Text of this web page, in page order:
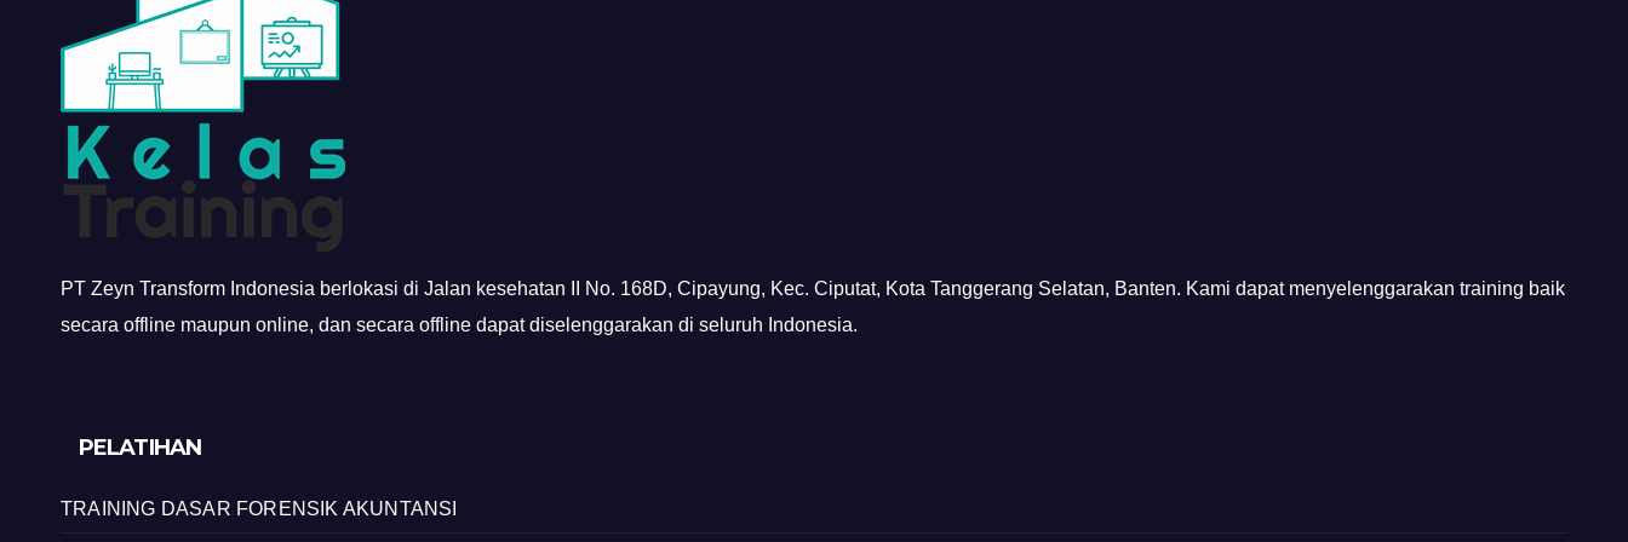
PT Zeyn Transform Indonesia berlokasi di Jalan kesehatan II No. 168D, Cipayung, Kec. Ciputat, Kota Tanggerang Selatan, Banten. Kami dapat menyelenggarakan training baik
secara offline maupun online, dan secara offline dapat diselenggarakan di seluruh Indonesia.
PELATIHAN
TRAINING DASAR FORENSIK AKUNTANSI